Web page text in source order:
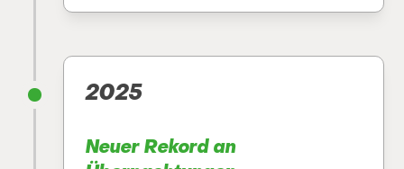
2025
Neuer Rekord an